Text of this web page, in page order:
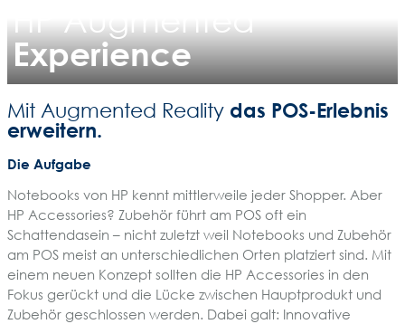
HP Augmented­
Experience
Mit Augmented Reality das POS-Erlebnis
erweitern.
Die Aufgabe
Notebooks von HP kennt mittlerweile jeder Shopper. Aber
HP Accessories? Zubehör führt am POS oft ein
Schattendasein – nicht zuletzt weil Notebooks und Zubehör
am POS meist an unterschiedlichen Orten platziert sind. Mit
einem neuen Konzept sollten die HP Accessories in den
Fokus gerückt und die Lücke zwischen Hauptprodukt und
Zubehör geschlossen werden. Dabei galt: Innovative